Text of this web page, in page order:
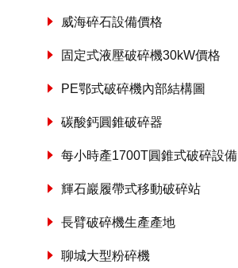
威海碎石設備價格
固定式液壓破碎機30kW價格
PE鄂式破碎機內部結構圖
碳酸鈣圓錐破碎器
每小時產1700T圓錐式破碎設備
輝石巖履帶式移動破碎站
長臂破碎機生產產地
聊城大型粉碎機